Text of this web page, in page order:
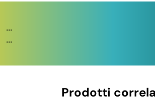
...
...
Prodotti